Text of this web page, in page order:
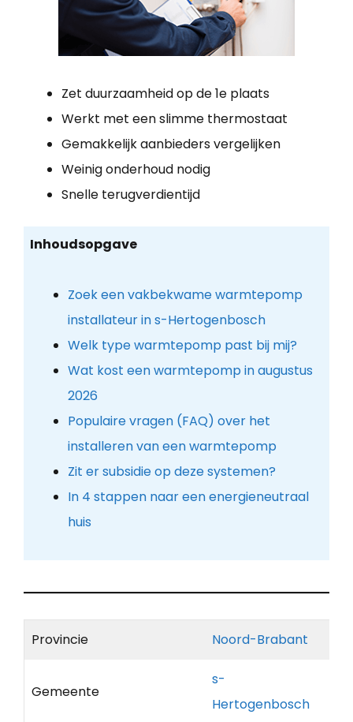
Zet duurzaamheid op de 1e plaats
Werkt met een slimme thermostaat
Gemakkelijk aanbieders vergelijken
Weinig onderhoud nodig
Snelle terugverdientijd
Inhoudsopgave
Zoek een vakbekwame warmtepomp
installateur in s-Hertogenbosch
Welk type warmtepomp past bij mij?
Wat kost een warmtepomp in augustus
2026
Populaire vragen (FAQ) over het
installeren van een warmtepomp
Zit er subsidie op deze systemen?
In 4 stappen naar een energieneutraal
huis
Provincie Noord-Brabant
Gemeente
s-
Hertogenbosch